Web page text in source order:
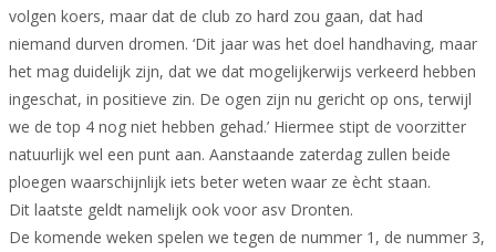
volgen koers, maar dat de club zo hard zou gaan, dat had
niemand durven dromen. ‘Dit jaar was het doel handhaving, maar
het mag duidelijk zijn, dat we dat mogelijkerwijs verkeerd hebben
ingeschat, in positieve zin. De ogen zijn nu gericht op ons, terwijl
we de top 4 nog niet hebben gehad.’ Hiermee stipt de voorzitter
natuurlijk wel een punt aan. Aanstaande zaterdag zullen beide
ploegen waarschijnlijk iets beter weten waar ze ècht staan.
Dit laatste geldt namelijk ook voor asv Dronten.
De komende weken spelen we tegen de nummer 1, de nummer 3,